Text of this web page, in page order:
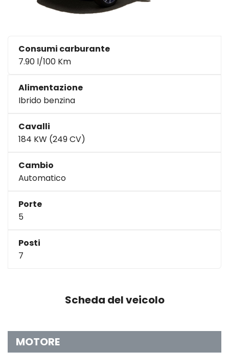
Consumi carburante
7.90 l/100 Km
Alimentazione
Ibrido benzina
Cavalli
184 KW (249 CV)
Cambio
Automatico
Porte
5
Posti
7
Scheda del veicolo
MOTORE